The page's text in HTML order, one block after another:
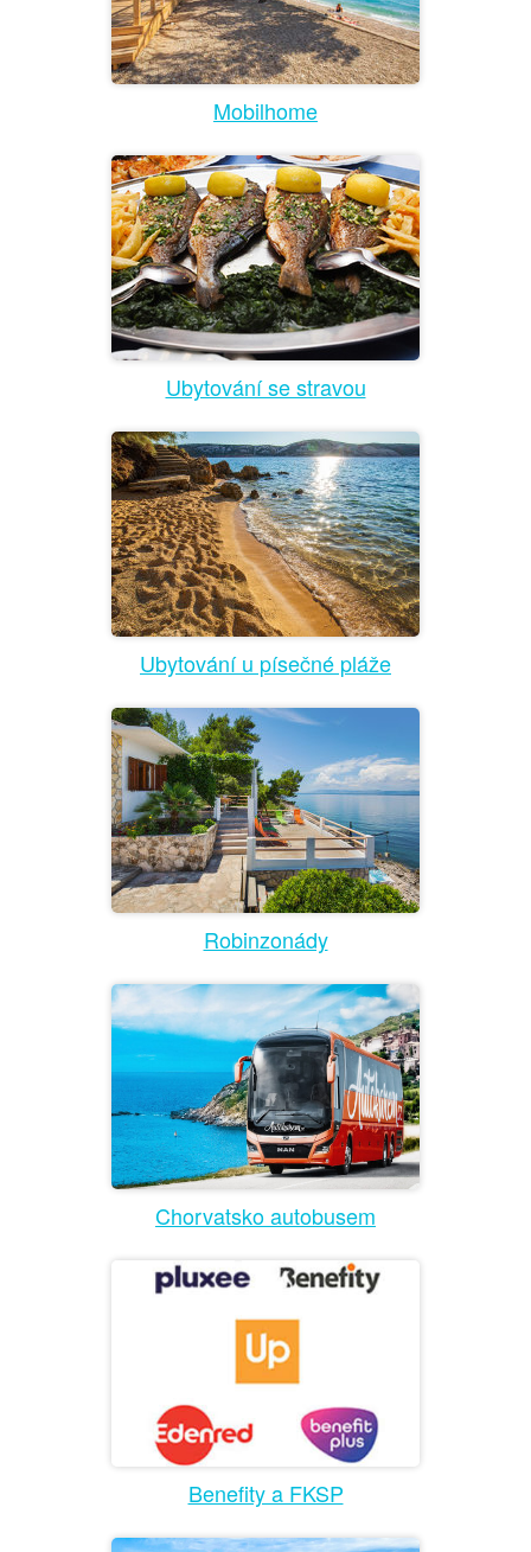
Mobilhome
Ubytování se stravou
Ubytování u písečné pláže
Robinzonády
Chorvatsko autobusem
Benefity a FKSP